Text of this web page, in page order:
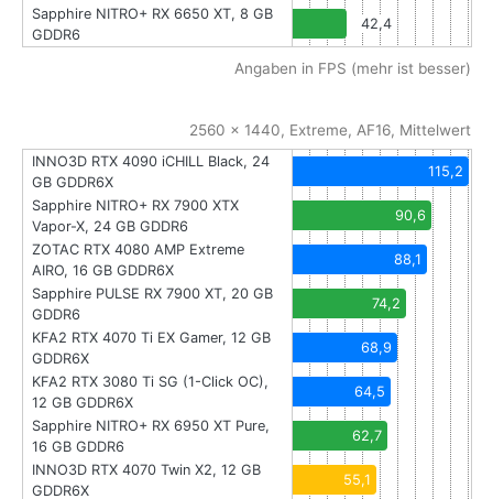
Sapphire NITRO+ RX 6650 XT, 8 GB
GDDR6
42,4
Angaben in FPS (mehr ist besser)
2560 x 1440, Extreme, AF16, Mittelwert
INNO3D RTX 4090 iCHILL Black, 24
GB GDDR6X
115,2
Sapphire NITRO+ RX 7900 XTX
Vapor-X, 24 GB GDDR6
90,6
ZOTAC RTX 4080 AMP Extreme
AIRO, 16 GB GDDR6X
88,1
Sapphire PULSE RX 7900 XT, 20 GB
GDDR6
74,2
KFA2 RTX 4070 Ti EX Gamer, 12 GB
GDDR6X
68,9
KFA2 RTX 3080 Ti SG (1-Click OC),
12 GB GDDR6X
64,5
Sapphire NITRO+ RX 6950 XT Pure,
16 GB GDDR6
62,7
INNO3D RTX 4070 Twin X2, 12 GB
GDDR6X
55,1